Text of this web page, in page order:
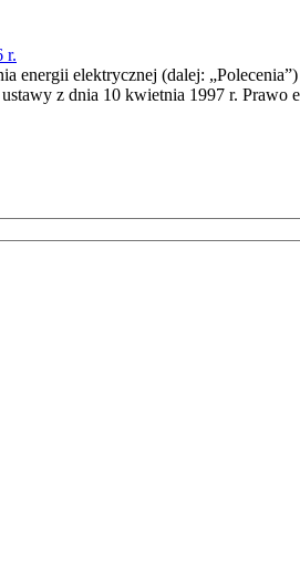
r.
energii elektrycznej (dalej:
z dnia 10 kwietnia 1997 r.